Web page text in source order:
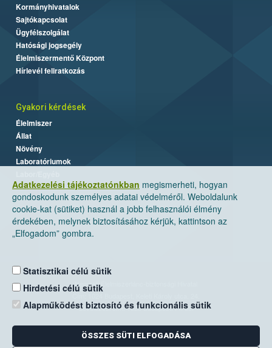
Adatkezelési tájékoztatónkban megismerheti, hogyan
gondoskodunk személyes adatai védelméről. Weboldalunk
cookie-kat (sütiket) használ a jobb felhasználói élmény
érdekében, melynek biztosításához kérjük, kattintson az
„Elfogadom” gombra.
Statisztikai célú sütik
Hirdetési célú sütik
Alapműködést biztosító és funkcionális sütik
ÖSSZES SÜTI ELFOGADÁSA
Kormányhivatalok
Sajtókapcsolat
Ügyfélszolgálat
Hatósági jogsegély
Élelmiszermentő Központ
Hírlevél feliratkozás
Gyakori kérdések
Élelmiszer
Állat
Növény
Laboratóriumok
Nemzeti Élelmiszerlánc-biztonsági Hivatal
Levelezési cím: 1525 Budapest. Pf. 30.
E-mail:ugyfelszolgalat@nebih.gov.hu